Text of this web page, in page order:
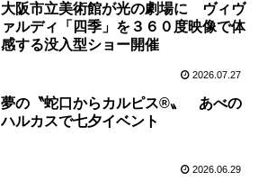
大阪市立美術館が光の劇場に ヴィヴ
ァルディ「四季」を３６０度映像で体
感する没入型ショー開催
2026.07.27
夢の〝蛇口からカルピス®〟 あべの
ハルカスで七夕イベント
2026.06.29